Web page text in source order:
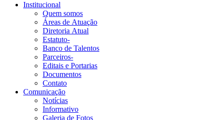
Institucional
Quem somos
Áreas de Atuação
Diretoria Atual
Estatuto-
Banco de Talentos
Parceiros-
Editais e Portarias
Documentos
Contato
Comunicação
Notícias
Informativo
Galeria de Fotos